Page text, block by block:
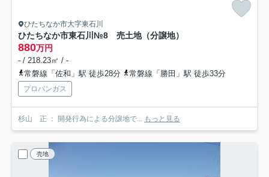
ひたちなか市大字東石川
ひたちなか市東石川№8 売土地（分譲地）
880万円
- / 218.23㎡ / -
常磐線「佐和」駅 徒歩28分
常磐線「勝田」駅 徒歩33分
プロパンガス
杉山 正 ： 開発行為による分譲地で... もっと見る
売地